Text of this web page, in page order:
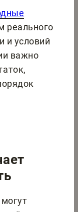
реального
и условий
важно